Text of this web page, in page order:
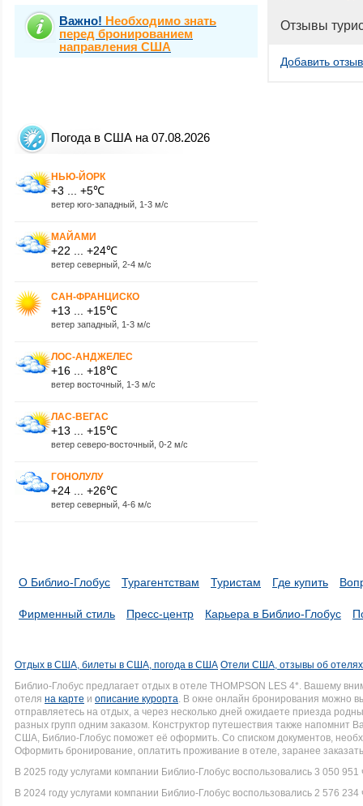
Важно! Необходимо знать
перед бронированием
направления США
Погода в США на 07.08.2026
НЬЮ-ЙОРК
+3 ... +5℃
ветер юго-западный, 1-3 м/с
МАЙАМИ
+22 ... +24℃
ветер северный, 2-4 м/с
САН-ФРАНЦИСКО
+13 ... +15℃
ветер западный, 1-3 м/с
ЛОС-АНДЖЕЛЕС
+16 ... +18℃
ветер восточный, 1-3 м/с
ЛАС-ВЕГАС
+13 ... +15℃
ветер северо-восточный, 0-2 м/с
ГОНОЛУЛУ
+24 ... +26℃
ветер северный, 4-6 м/с
Отзывы
Добавить отзыв
О Библио-Глобус Турагентствам Туристам Где купить
Фирменный стиль Пресс-центр Карьера в Библио-Глобус
Отдых в США, билеты в США, погода в США Отели США, отзывы об
Библио-Глобус предлагает отдых в отеле THOMPSON LES 4*. Вашему
отеля на карте и описание курорта. В окне онлайн бронирования можно
отправляетесь на отдых, а через несколько дней ожидаете приезда
разных групп одним заказом. Конструктор путешествия также напомнит
США, Библио-Глобус поможет её оформить. Со списком документов,
Оформить бронирование, оплатить проживание в отеле, заранее
В 2025 году услугами компании Библио-Глобус воспользовались 3 050 951
В 2024 году услугами компании Библио-Глобус воспользовались 2 576 234